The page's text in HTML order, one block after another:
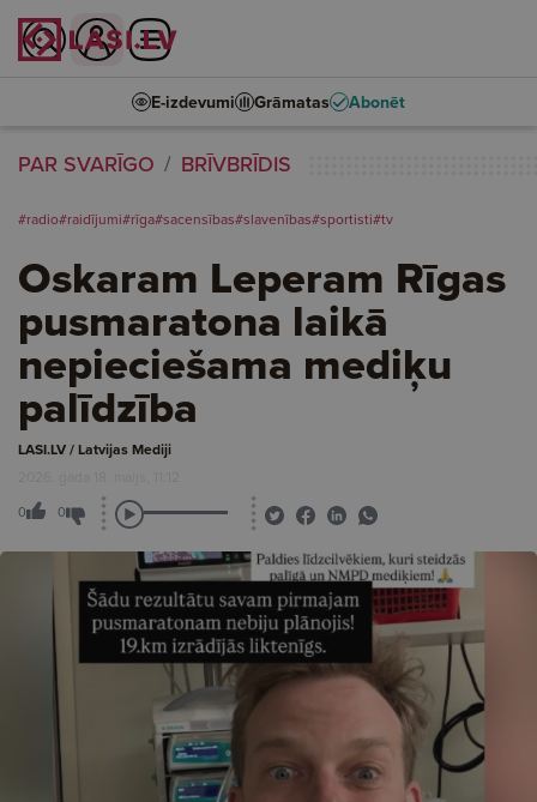
E-izdevumi Grāmatas Abonēt
PAR SVARĪGO BRĪVBRĪDIS
#radio#raidījumi#rīga#sacensības#slavenības#sportisti#tv
Oskaram Leperam Rīgas
pusmaratona laikā
nepieciešama mediķu
palīdzība
LASI.LV / Latvijas Mediji
2026. gada 18. maijs, 11:12
0 0